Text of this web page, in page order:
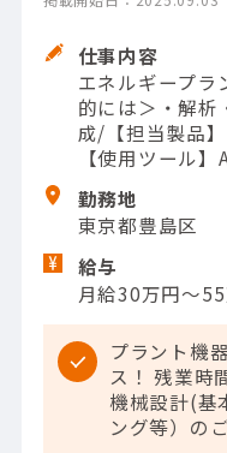
仕事内容
エネルギープラ
的には＞・解析
成/【担当製品
【使用ツール
勤務地
東京都豊島区
給与
月給30万円～
プラント機
ス！ 残業時
機械設計(基
ング等）の